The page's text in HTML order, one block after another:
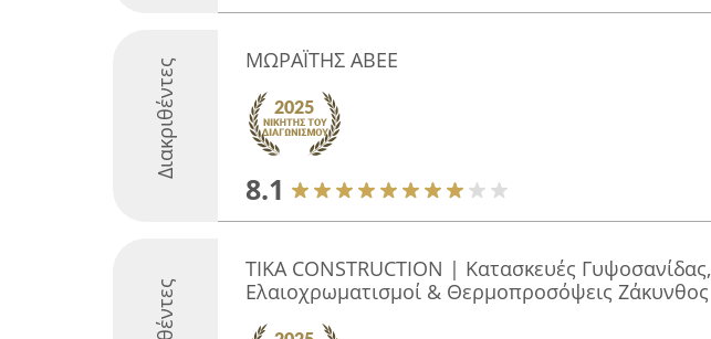
Διακριθέντες ΜΩΡΑΪΤΗΣ ΑΒΕΕ
8.1
TIKA CONSTRUCTION | Κατασκευές Γυψοσανίδας,
Ελαιοχρωματισμοί & Θερμοπροσόψεις Ζάκυνθος